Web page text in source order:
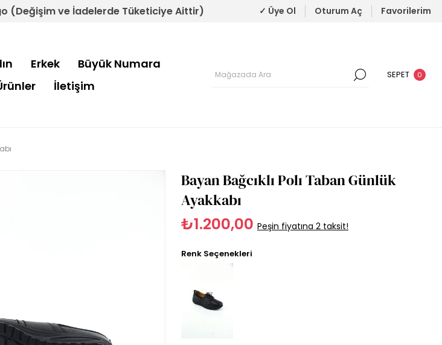
(Değişim ve İadelerde Tüketiciye Aittir) ✓ Üye Ol Oturum Aç Favorilerim
Erkek
Büyük Numara
İletişim
SEPET 0
Bayan Bağcıklı Polı Taban Günlük
Ayakkabı
₺1.200,00 Peşin fiyatına 2 taksit!
Renk Seçenekleri